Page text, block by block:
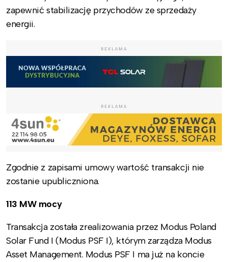
zapewnić stabilizację przychodów ze sprzedaży
energii.
REKLAMA
REKLAMA
Zgodnie z zapisami umowy wartość transakcji nie
zostanie upubliczniona.
113 MW mocy
Transakcja została zrealizowania przez Modus Poland
Solar Fund I (Modus PSF I), którym zarządza Modus
Asset Management. Modus PSF I ma już na koncie